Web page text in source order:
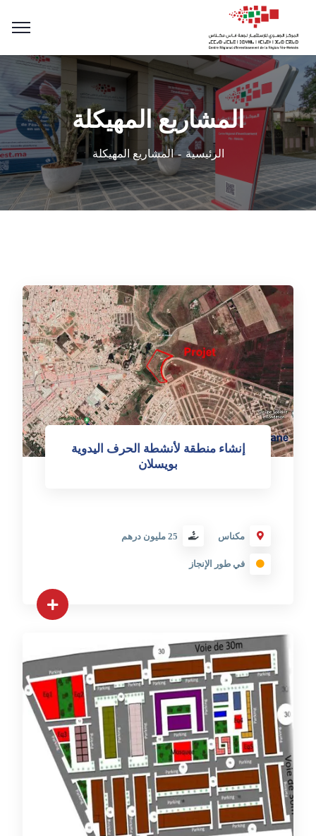
المشاريع المهيكلة
الرئيسية المشاريع المهيكلة
إنشاء منطقة لأنشطة الحرف اليدوية
بويسلان
مكناس
في طور الإنجاز